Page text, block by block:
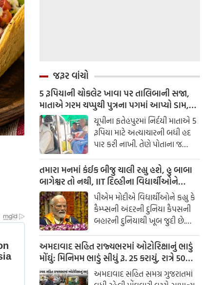
જરૂર વાંચો
5 રૂપિયાની ચોકલેટ ખાવા પર તાલિબાની સજા,
માતાએ ગરમ ચપ્પુથી પુત્રના પગમાં આપ્યો ડામ,
દરવાજા બંધ કરીને નીકળી ગઈ પાર્ટીમાં
યૂપીના ફતેહપુરમાં નિર્દયી માતાએ 5
રૂપિયા માટે અત્યાચારની બધી હદ
પાર કરી નાખી. તેણે પોતાના જ
માસૂમ પુત્રને તાલિબાની સજા આપી
દીધી. મહિલાએ ગરમ ચપ્પુથી પોતાના
પુત્રના બંને પગના તળિયે દામ આપી
દીધા. ત્યારબાદ પુત્રને રડતો છોડીને
પાર્ટી કરવા નીકળી ગઈ.
તમારા મનમાં કંઈક બીજુ ચાલી રહ્યુ હશે, હુ બાબા
બાગેશ્વર તો નથી, IIT દિલ્હીના વિદ્યાર્થીઓને
બોલ્યા પીએમ મોદીપીએમ મોદીએ વિદ્યાર્થીઓને કહ્યુ કે
કૈમ્પ્સની અંદરની દુનિયા કૈપસની
બહારની દુનિયાથી ખૂબ જુદી છે.
કૈપસની બહાર આવનારા સવાલ
હંમેશા આઉટ ઓફ સિલેબસ જ હોય
છે.
અમદાવાદ સહિત રાજ્યભરમાં ઓટોરિક્ષાનું ભાડું
મોંઘું: મિનિમમ ભાડું સીધું રૂ. 25 કરાયું, રાત્રે 50%
વધારાનો ચાર્જ લાગુઅમદાવાદ સહિત સમગ્ર ગુજરાતમાં